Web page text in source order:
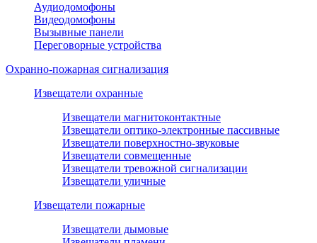
Аудиодомофоны
Видеодомофоны
Вызывные панели
Переговорные устройства
Охранно-пожарная сигнализация
Извещатели охранные
Извещатели магнитоконтактные
Извещатели оптико-электронные пассивные
Извещатели поверхностно-звуковые
Извещатели совмещенные
Извещатели тревожной сигнализации
Извещатели уличные
Извещатели пожарные
Извещатели дымовые